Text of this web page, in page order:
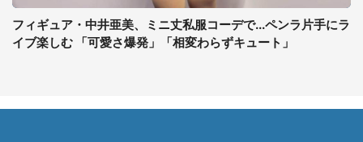
フィギュア・中井亜美、ミニ丈私服コーデで...ペンラ片手にラ
イブ楽しむ 「可愛さ爆発」「相変わらずキュート」